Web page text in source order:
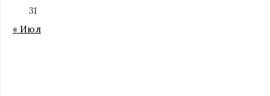
31
« Июл